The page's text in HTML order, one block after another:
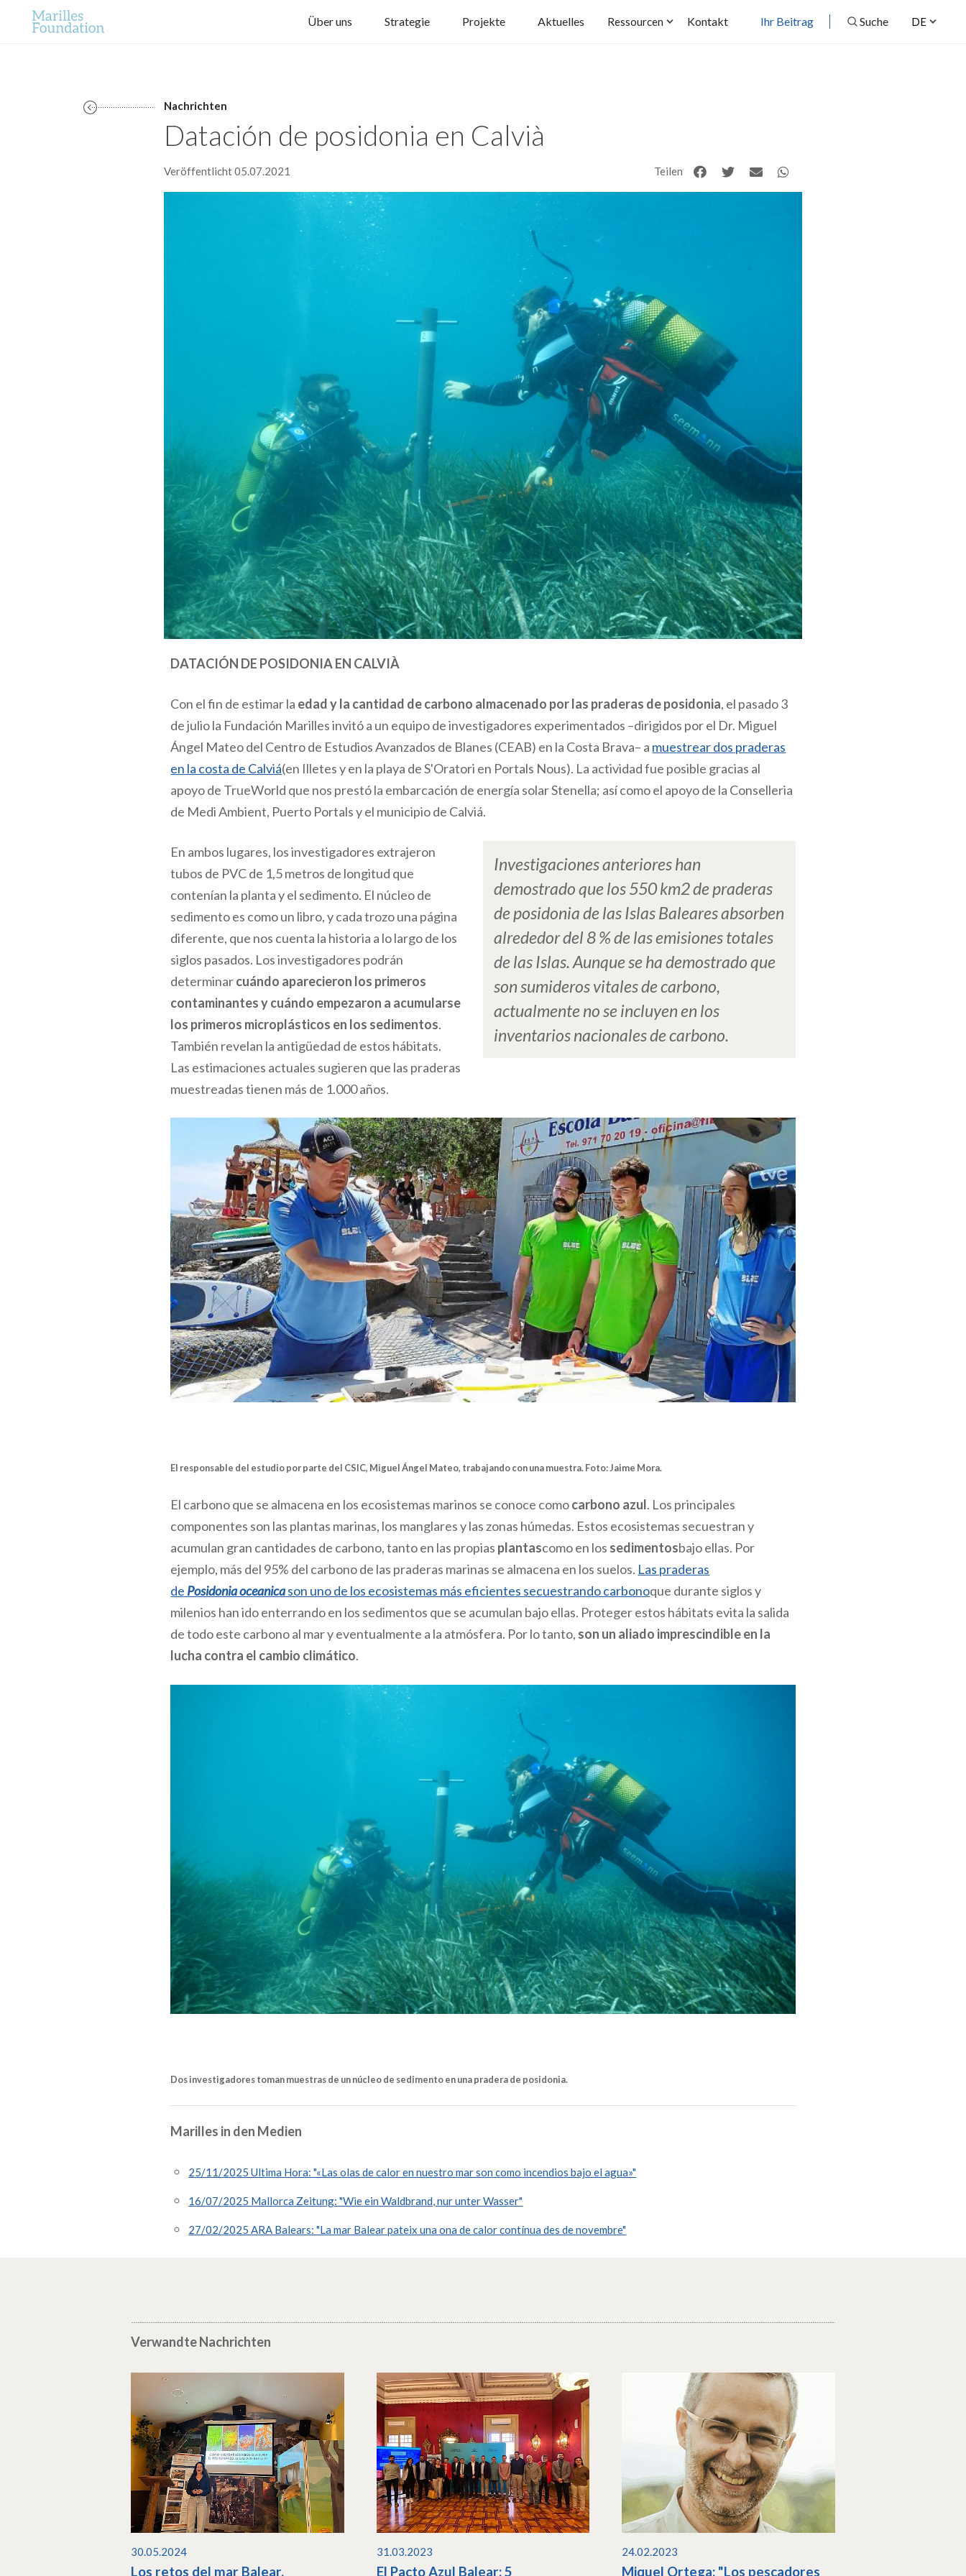
DE
Über uns Strategie Projekte Aktuelles Ressourcen Kontakt Ihr Beitrag Suche
Nachrichten
Datación de posidonia en Calvià
Veröffentlicht 05.07.2021 Teilen
DATACIÓN DE POSIDONIA EN CALVIÀ
Con el fin de estimar la edad y la cantidad de carbono almacenado por las praderas de posidonia, el pasado 3
de julio la Fundación Marilles invitó a un equipo de investigadores experimentados –dirigidos por el Dr. Miguel
Ángel Mateo del Centro de Estudios Avanzados de Blanes (CEAB) en la Costa Brava– a muestrear dos praderas
en la costa de Calviá(en Illetes y en la playa de S'Oratori en Portals Nous). La actividad fue posible gracias al
apoyo de TrueWorld que nos prestó la embarcación de energía solar Stenella; así como el apoyo de la Conselleria
de Medi Ambient, Puerto Portals y el municipio de Calviá.
Investigaciones anteriores han
demostrado que los 550 km2 de praderas
de posidonia de las Islas Baleares absorben
alrededor del 8 % de las emisiones totales
de las Islas. Aunque se ha demostrado que
son sumideros vitales de carbono,
actualmente no se incluyen en los
inventarios nacionales de carbono.
En ambos lugares, los investigadores extrajeron
tubos de PVC de 1,5 metros de longitud que
contenían la planta y el sedimento. El núcleo de
sedimento es como un libro, y cada trozo una página
diferente, que nos cuenta la historia a lo largo de los
siglos pasados. Los investigadores podrán
determinarcuándo aparecieron los primeros
contaminantes y cuándo empezaron a acumularse
los primeros microplásticos en los sedimentos.
También revelan la antigüedad de estos hábitats.
Las estimaciones actuales sugieren que las praderas
muestreadas tienen más de 1.000 años.
El responsable del estudio por parte del CSIC, Miguel Ángel Mateo, trabajando con una muestra. Foto:Jaime Mora.
El carbono que se almacena en los ecosistemas marinos se conoce comocarbono azul. Los principales
componentes son las plantas marinas, los manglares y las zonas húmedas. Estos ecosistemas secuestran y
acumulan gran cantidades de carbono, tanto en las propias plantascomo en los sedimentosbajo ellas. Por
ejemplo, más del 95% del carbono de las praderas marinas se almacena en los suelos. Las praderas
de Posidonia oceanicason uno de los ecosistemas más eficientes secuestrando carbonoque durante siglos y
milenios han ido enterrando en los sedimentos que se acumulan bajo ellas. Proteger estos hábitats evita la salida
de todo este carbono al mar y eventualmente a la atmósfera. Por lo tanto, son un aliado imprescindible en la
lucha contra el cambio climático.
Dos investigadores toman muestras de un núcleo de sedimento en una pradera de posidonia.
Marilles in den Medien
25/11/2025 Ultima Hora: "«Las olas de calor en nuestro mar son como incendios bajo el agua»"
16/07/2025 Mallorca Zeitung: "Wie ein Waldbrand, nur unter Wasser"
27/02/2025 ARA Balears: "La mar Balear pateix una ona de calor contínua des de novembre"
Verwandte Nachrichten
30.05.2024
Los retos del mar Balear,
31.03.2023
El Pacto Azul Balear: 5
24.02.2023
Miquel Ortega: "Los pescadores